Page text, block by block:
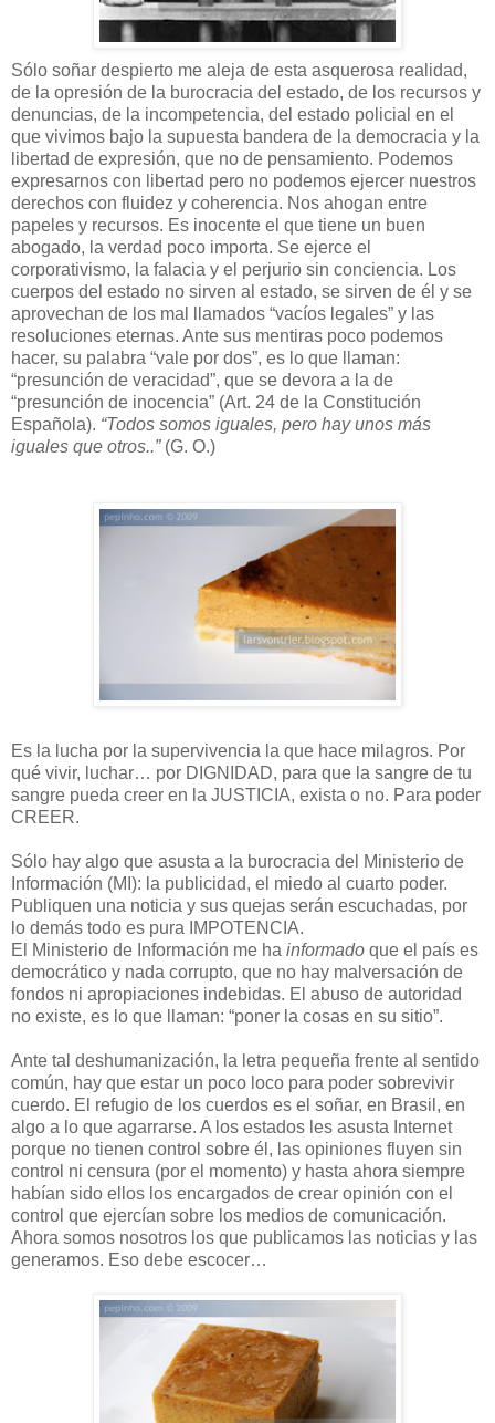
Sólo soñar despierto me aleja de esta asquerosa realidad,
de la opresión de la burocracia del estado, de los recursos y
denuncias, de la incompetencia, del estado policial en el
que vivimos bajo la supuesta bandera de la democracia y la
libertad de expresión, que no de pensamiento. Podemos
expresarnos con libertad pero no podemos ejercer nuestros
derechos con fluidez y coherencia. Nos ahogan entre
papeles y recursos. Es inocente el que tiene un buen
abogado, la verdad poco importa. Se ejerce el
corporativismo, la falacia y el perjurio sin conciencia. Los
cuerpos del estado no sirven al estado, se sirven de él y se
aprovechan de los mal llamados “vacíos legales” y las
resoluciones eternas. Ante sus mentiras poco podemos
hacer, su palabra “vale por dos”, es lo que llaman:
“presunción de veracidad”, que se devora a la de
“presunción de inocencia” (Art. 24 de la Constitución
Española). “Todos somos iguales, pero hay unos más
iguales que otros..”(G. O.)
Es la lucha por la supervivencia la que hace milagros. Por
qué vivir, luchar… por DIGNIDAD, para que la sangre de tu
sangre pueda creer en la JUSTICIA, exista o no. Para poder
CREER.
Sólo hay algo que asusta a la burocracia del Ministerio de
Información (MI): la publicidad, el miedo al cuarto poder.
Publiquen una noticia y sus quejas serán escuchadas, por
lo demás todo es pura IMPOTENCIA.
El Ministerio de Información me ha informado que el país es
democrático y nada corrupto, que no hay malversación de
fondos ni apropiaciones indebidas. El abuso de autoridad
no existe, es lo que llaman: “poner la cosas en su sitio”.
Ante tal deshumanización, la letra pequeña frente al sentido
común, hay que estar un poco loco para poder sobrevivir
cuerdo. El refugio de los cuerdos es el soñar, en Brasil, en
algo a lo que agarrarse. A los estados les asusta Internet
porque no tienen control sobre él, las opiniones fluyen sin
control ni censura (por el momento) y hasta ahora siempre
habían sido ellos los encargados de crear opinión con el
control que ejercían sobre los medios de comunicación.
Ahora somos nosotros los que publicamos las noticias y las
generamos. Eso debe escocer…